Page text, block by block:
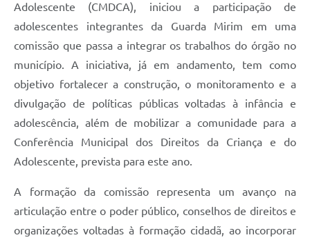
Notícias
Galeria de Vídeos
Links
Enquete
Jornal
Contato
Plano Municipal de Segurança Pública
Adolescente (CMDCA), iniciou a participação de
adolescentes integrantes da Guarda Mirim em uma
comissão que passa a integrar os trabalhos do órgão no
município. A iniciativa, já em andamento, tem como
objetivo fortalecer a construção, o monitoramento e a
divulgação de políticas públicas voltadas à infância e
adolescência, além de mobilizar a comunidade para a
Conferência Municipal dos Direitos da Criança e do
Adolescente, prevista para este ano.
A formação da comissão representa um avanço na
articulação entre o poder público, conselhos de direitos e
organizações voltadas à formação cidadã, ao incorporar